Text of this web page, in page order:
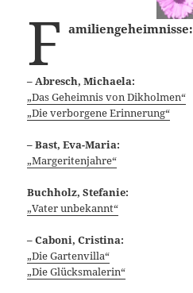
F amiliengeheimnisse:
– Abresch, Michaela:
„Das Geheimnis von Dikholmen“
„Die verborgene Erinnerung“
– Bast, Eva-Maria:
„Margeritenjahre“
Buchholz, Stefanie:
„Vater unbekannt“
–Caboni, Cristina:
„Die Gartenvilla“
„Die Glücksmalerin“